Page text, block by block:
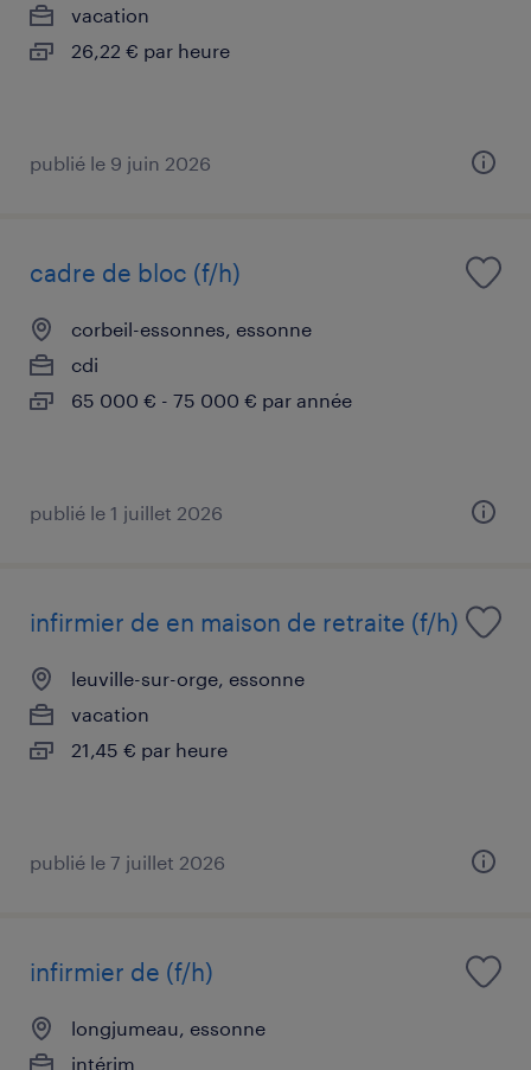
vacation
26,22 € par heure
publié le 9 juin 2026
cadre de bloc (f/h)
corbeil-essonnes, essonne
cdi
65 000 € - 75 000 € par année
publié le 1 juillet 2026
infirmier de en maison de retraite (f/h)
leuville-sur-orge, essonne
vacation
21,45 € par heure
publié le 7 juillet 2026
infirmier de (f/h)
longjumeau, essonne
intérim